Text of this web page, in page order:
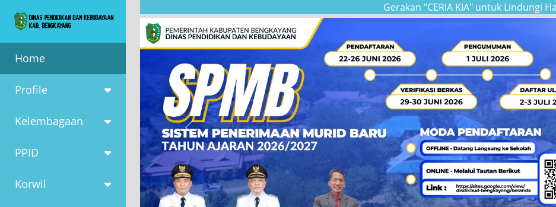
Home
Profile
Kelembagaan
PPID
Korwil
Gerakan "CERIA KIA" untuk Lindungi Hak Anak
Previous